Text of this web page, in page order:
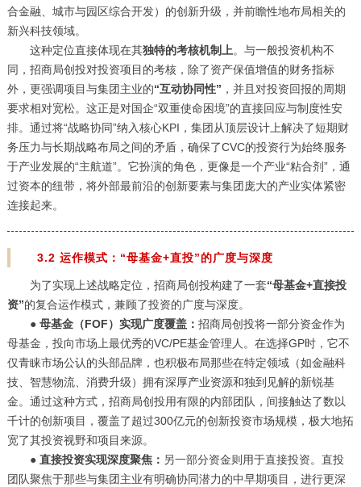
合金融、城市与园区综合开发）的创新升级，并前瞻性地布局相关的
新兴科技领域。
这种定位直接体现在其独特的考核机制上。与一般投资机构不
同，招商局创投对投资项目的考核，除了资产保值增值的财务指标
外，更强调项目与集团主业的“互动协同性” ，并且对投资回报的周期
要求相对宽松。这正是对国企“双重使命困境”的直接回应与制度性安
排。通过将“战略协同”纳入核心KPI，集团从顶层设计上解决了短期财
务压力与长期战略布局之间的矛盾，确保了CVC的投资行为始终服务
于产业发展的“主航道”。它扮演的角色，更像是一个产业“粘合剂”，通
过资本的纽带，将外部最前沿的创新要素与集团庞大的产业实体紧密
连接起来。
3.2 运作模式：“母基金+直投”的广度与深度
为了实现上述战略定位，招商局创投构建了一套“母基金+直接投
资”的复合运作模式，兼顾了投资的广度与深度。
●母基金（FOF）实现广度覆盖： 招商局创投将一部分资金作为
母基金，投向市场上最优秀的VC/PE基金管理人。在选择GP时，它不
仅青睐市场公认的头部品牌，也积极布局那些在特定领域（如金融科
技、智慧物流、消费升级）拥有深厚产业资源和独到见解的新锐基
金。通过这种方式，招商局创投用有限的内部团队，间接触达了数以
千计的创新项目，覆盖了超过300亿元的创新投资市场规模，极大地拓
宽了其投资视野和项目来源。
● 直接投资实现深度聚焦： 另一部分资金则用于直接投资。直投
团队聚焦于那些与集团主业有明确协同潜力的中早期项目，进行更深